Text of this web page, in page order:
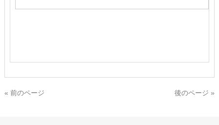
« 前のページ 後のページ »